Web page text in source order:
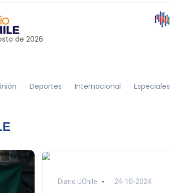
de 2026
Deportes Internacional Especiales
Diario UChile 24-10-2024